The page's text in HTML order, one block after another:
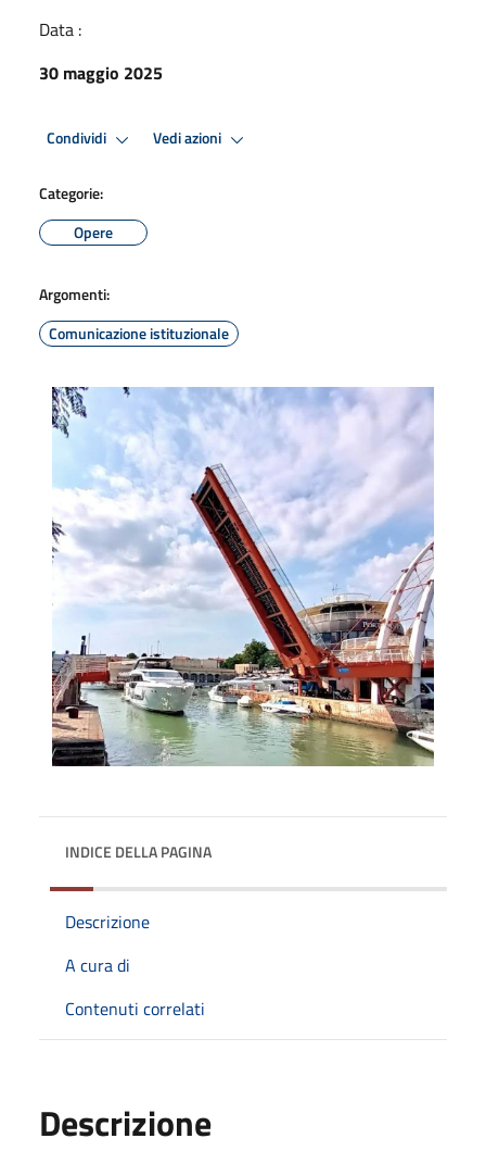
Data :
30 maggio 2025
Condividi Vedi azioni
Categorie:
Opere
Argomenti:
Comunicazione istituzionale
INDICE DELLA PAGINA
Descrizione
A cura di
Contenuti correlati
Descrizione